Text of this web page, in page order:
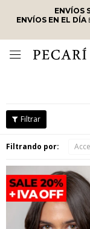
ENVÍOS
ENVÍOS EN EL DÍA

Filtrando por: